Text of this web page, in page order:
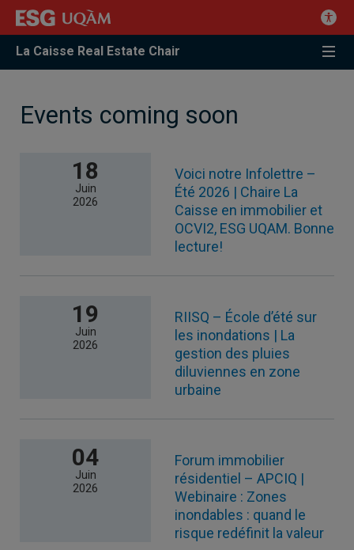
La Caisse Real Estate Chair
Events coming soon
18
Juin
2026
Voici notre Infolettre –
Été 2026 | Chaire La
Caisse en immobilier et
OCVI2, ESG UQAM. Bonne
lecture!
19
Juin
2026
RIISQ – École d’été sur
les inondations | La
gestion des pluies
diluviennes en zone
urbaine
04
Juin
2026
Forum immobilier
résidentiel – APCIQ |
Webinaire : Zones
inondables : quand le
risque redéfinit la valeur